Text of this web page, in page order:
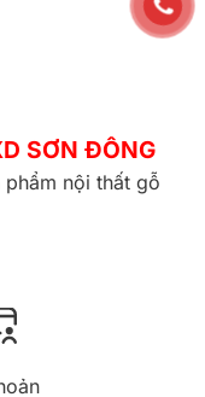
SƠN ĐÔNG
phẩm nội thất gỗ